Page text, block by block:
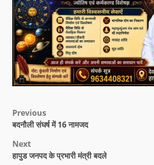
Previous
बदनौली संघर्ष में 16 नामजद
Next
हापुड जनपद के प्रभारी मंत्री बदले